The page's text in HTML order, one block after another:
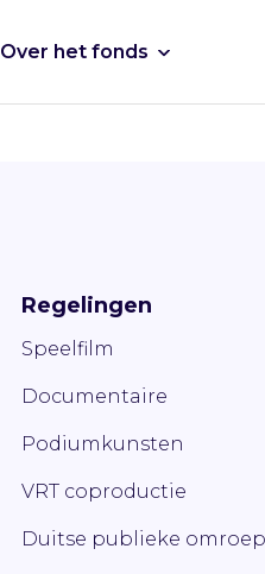
Over het fonds
Regelingen
Speelfilm
Documentaire
Podiumkunsten
VRT coproductie
Duitse publieke